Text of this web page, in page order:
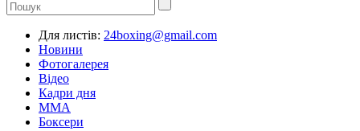
Для листів: 24boxing@gmail.com
Новини
Фотогалерея
Відео
Кадри дня
ММА
Боксери